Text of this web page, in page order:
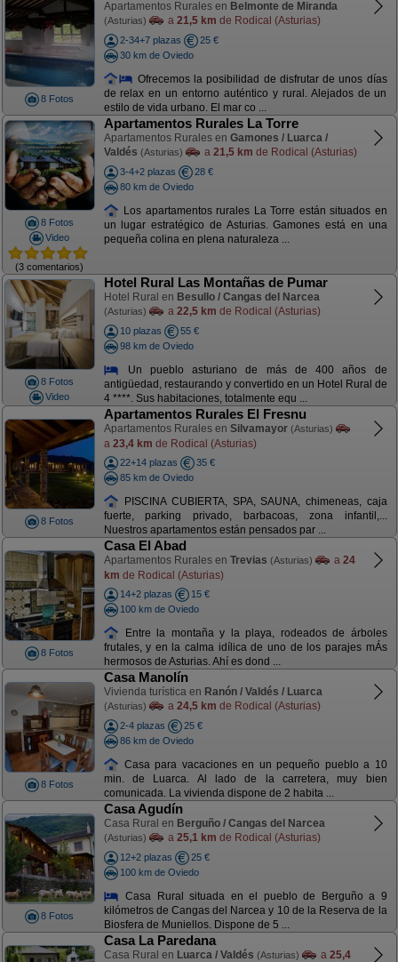
8 Fotos
Apartamentos Rurales en Belmonte de Miranda
(Asturias) a 21,5 km de Rodical (Asturias)
2-34+7 plazas
25 €
30 km de Oviedo
Ofrecemos la posibilidad de disfrutar de unos días
de relax en un entorno auténtico y rural. Alejados de un
estilo de vida urbano. El mar co ...
8 Fotos
Video
(3 comentarios)
Apartamentos Rurales La Torre
Apartamentos Rurales en Gamones / Luarca /
Valdés (Asturias) a 21,5 km de Rodical (Asturias)
3-4+2 plazas
28 €
80 km de Oviedo
Los apartamentos rurales La Torre están situados en
un lugar estratégico de Asturias. Gamones está en una
pequeña colina en plena naturaleza ...
8 Fotos
Video
Hotel Rural Las Montañas de Pumar
Hotel Rural en Besullo / Cangas del Narcea
(Asturias) a 22,5 km de Rodical (Asturias)
10 plazas
55 €
98 km de Oviedo
Un pueblo asturiano de más de 400 años de
antigüedad, restaurando y convertido en un Hotel Rural de
4 ****. Sus habitaciones, totalmente equ ...
8 Fotos
Apartamentos Rurales El Fresnu
Apartamentos Rurales en Silvamayor (Asturias)
a 23,4 km de Rodical (Asturias)
22+14 plazas
35 €
85 km de Oviedo
PISCINA CUBIERTA, SPA, SAUNA, chimeneas, caja
fuerte, parking privado, barbacoas, zona infantil,...
Nuestros apartamentos están pensados par ...
8 Fotos
Casa El Abad
Apartamentos Rurales en Trevias (Asturias) a 24
km de Rodical (Asturias)
14+2 plazas
15 €
100 km de Oviedo
Entre la montaña y la playa, rodeados de árboles
frutales, y en la calma idílica de uno de los parajes mÁs
hermosos de Asturias. Ahí es dond ...
8 Fotos
Casa Manolín
Vivienda turística en Ranón / Valdés / Luarca
(Asturias) a 24,5 km de Rodical (Asturias)
2-4 plazas
25 €
86 km de Oviedo
Casa para vacaciones en un pequeño pueblo a 10
min. de Luarca. Al lado de la carretera, muy bien
comunicada. La vivienda dispone de 2 habita ...
8 Fotos
Casa Agudín
Casa Rural en Berguño / Cangas del Narcea
(Asturias) a 25,1 km de Rodical (Asturias)
12+2 plazas
25 €
100 km de Oviedo
Casa Rural situada en el pueblo de Berguño a 9
kilómetros de Cangas del Narcea y 10 de la Reserva de la
Biosfera de Muniellos. Dispone de 5 ...
Casa La Paredana
Casa Rural en Luarca / Valdés (Asturias) a 25,4